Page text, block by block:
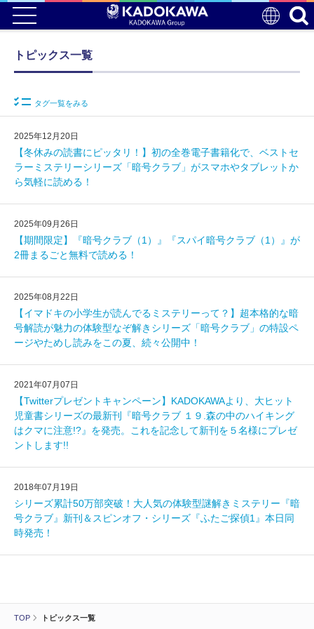
TOP トピックス一覧
トピックス一覧
タグ一覧をみる
2025年12月20日
【冬休みの読書にピッタリ！】初の全巻電子書籍化で、ベストセ
ラーミステリーシリーズ「暗号クラブ」がスマホやタブレットか
ら気軽に読める！
2025年09月26日
【期間限定】『暗号クラブ（1）』『スパイ暗号クラブ（1）』が
2冊まるごと無料で読める！
2025年08月22日
【イマドキの小学生が読んでるミステリーって？】超本格的な暗
号解読が魅力の体験型なぞ解きシリーズ「暗号クラブ」の特設ペ
ージやためし読みをこの夏、続々公開中！
2021年07月07日
【Twitterプレゼントキャンペーン】KADOKAWAより、大ヒット
児童書シリーズの最新刊『暗号クラブ １９.森の中のハイキング
はクマに注意!?』を発売。これを記念して新刊を５名様にプレゼ
ントします!!
2018年07月19日
シリーズ累計50万部突破！大人気の体験型謎解きミステリー『暗
号クラブ』新刊＆スピンオフ・シリーズ『ふたご探偵1』本日同
時発売！